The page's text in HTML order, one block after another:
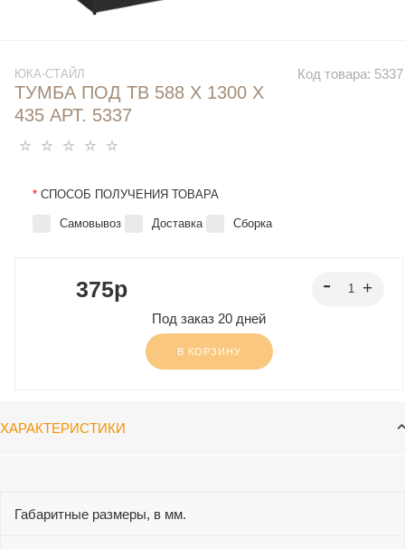
Код товара: 5337
ЮКА-СТАЙЛ
ТУМБА ПОД ТВ 588 Х 1300 Х
435 АРТ. 5337
* СПОСОБ ПОЛУЧЕНИЯ ТОВАРА
Самовывоз Доставка Сборка
375p
Под заказ 20 дней
В КОРЗИНУ
ХАРАКТЕРИСТИКИ
Габаритные размеры, в мм.